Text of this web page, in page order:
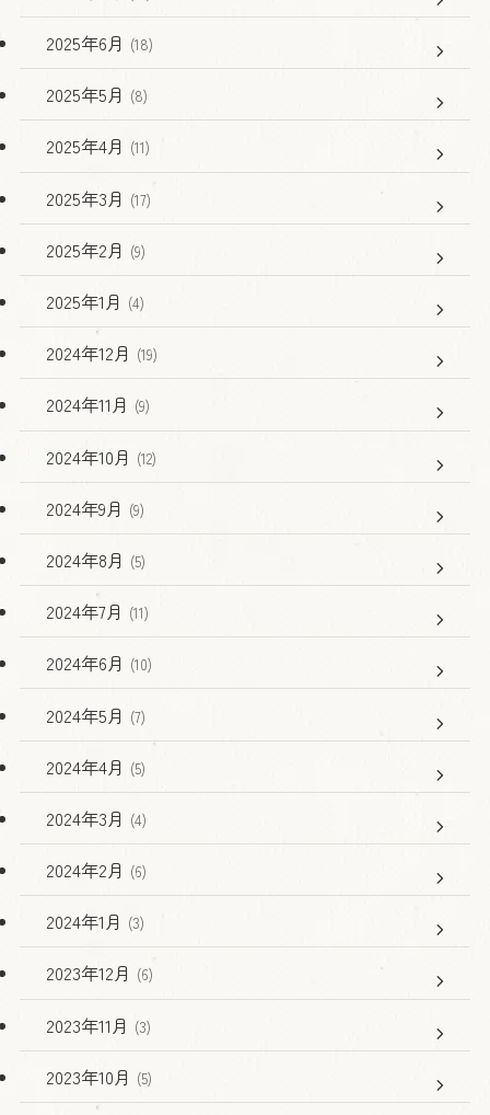
2025年6月 (18)
2025年5月 (8)
2025年4月 (11)
2025年3月 (17)
2025年2月 (9)
2025年1月 (4)
2024年12月 (19)
2024年11月 (9)
2024年10月 (12)
2024年9月 (9)
2024年8月 (5)
2024年7月 (11)
2024年6月 (10)
2024年5月 (7)
2024年4月 (5)
2024年3月 (4)
2024年2月 (6)
2024年1月 (3)
2023年12月 (6)
2023年11月 (3)
2023年10月 (5)